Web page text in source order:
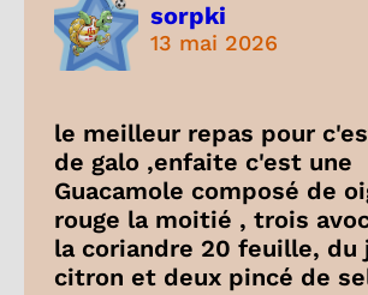
sorpki
13 mai 2026
le meilleur repas pour
de galo ,enfaite c'est une
Guacamole composé de
rouge la moitié , trois
la coriandre 20 feuille, du
citron et deux pincé de